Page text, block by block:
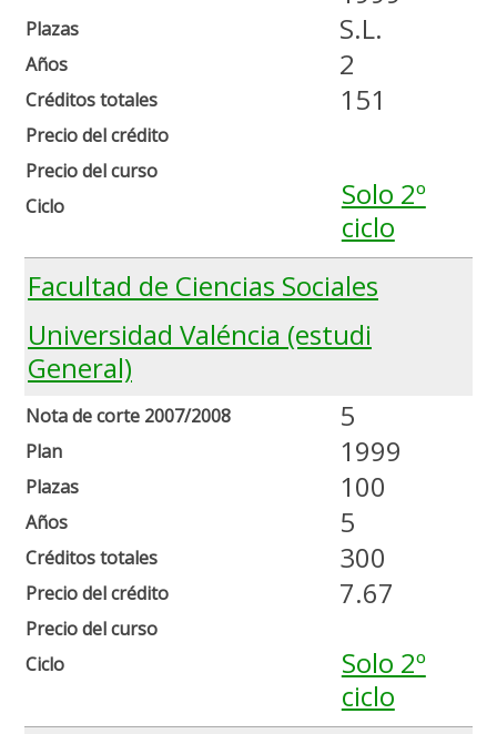
Plazas
Años
Créditos totales
Precio del crédito
Precio del curso
Ciclo
S.L.
2
151
Solo 2º
ciclo
Facultad de Ciencias Sociales
Universidad Valéncia (estudi
General)
Nota de corte 2007/2008
Plan
Plazas
Años
Créditos totales
Precio del crédito
Precio del curso
Ciclo
5
1999
100
5
300
7.67
Solo 2º
ciclo